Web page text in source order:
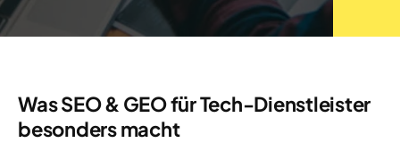
Was SEO & GEO für Tech-Dienstleister
besonders macht